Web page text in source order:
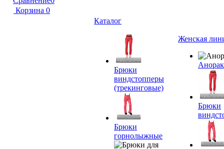
Корзина 0
Каталог
Брюки
виндстопперы
(трекинговые)
Брюки
горнолыжные
Женская
Брюки